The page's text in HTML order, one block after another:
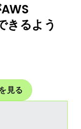
るよう
見る